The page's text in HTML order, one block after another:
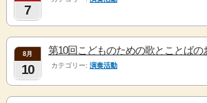
7
8月
10
第10回こどものための歌とことばの
カテゴリー: 演奏活動